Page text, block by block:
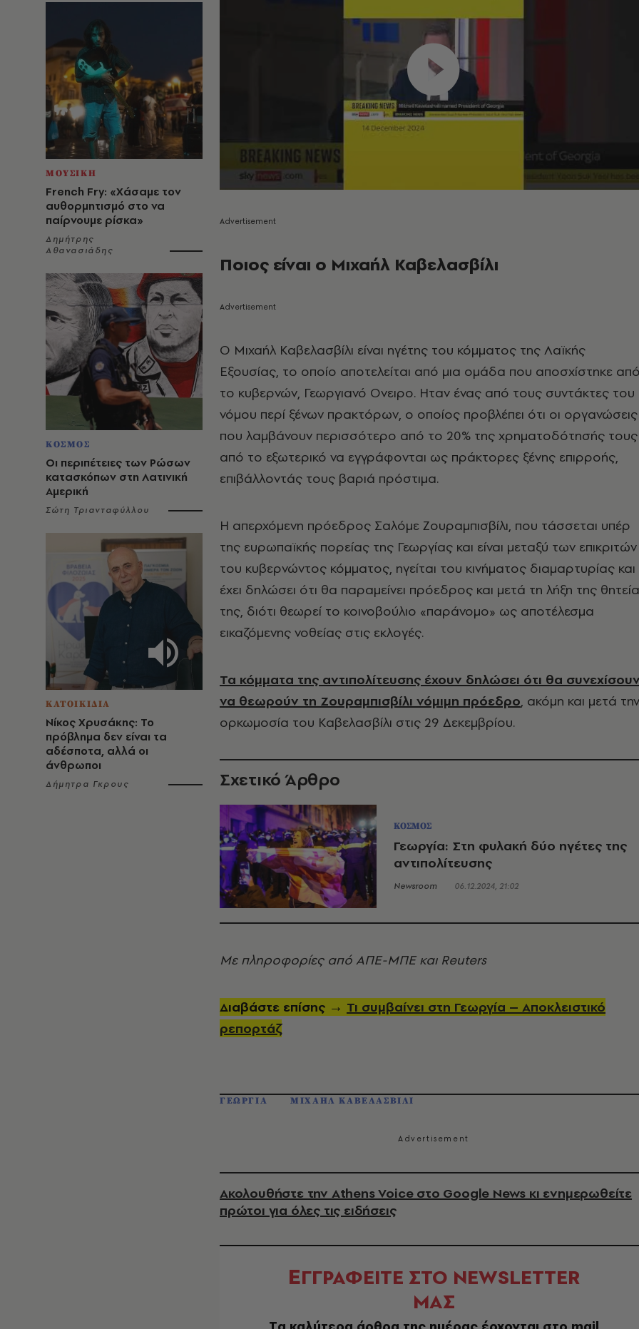
ΜΟΥΣΙΚΗ
French Fry: «Χάσαμε τον
αυθορμητισμό στο να
παίρνουμε ρίσκα»
Δημήτρης
Αθανασιάδης
ΚΟΣΜΟΣ
Οι περιπέτειες των Ρώσων
κατασκόπων στη Λατινική
Αμερική
Σώτη Τριανταφύλλου
ΚΑΤΟΙΚΙΔΙΑ
Νίκος Χρυσάκης: Το
πρόβλημα δεν είναι τα
αδέσποτα, αλλά οι
άνθρωποι
Δήμητρα Γκρους
Ποιος είναι ο Μιχαήλ Καβελασβίλι
Ο Μιχαήλ Καβελασβίλι είναι ηγέτης του κόμματος της Λαϊκής
Εξουσίας, το οποίο αποτελείται από μια ομάδα που αποσχίστηκε
το κυβερνών, Γεωργιανό Ονειρο. Ηταν ένας από τους συντάκτες του
νόμου περί ξένων πρακτόρων, ο οποίος προβλέπει ότι οι οργανώσεις
που λαμβάνουν περισσότερο από το 20% της χρηματοδότησής τους
από το εξωτερικό να εγγράφονται ως πράκτορες ξένης επιρροής,
επιβάλλοντάς τους βαριά πρόστιμα.
Η απερχόμενη πρόεδρος Σαλόμε Ζουραμπισβίλι, που τάσσεται υπέρ
της ευρωπαϊκής πορείας της Γεωργίας και είναι μεταξύ των επικριτών
του κυβερνώντος κόμματος, ηγείται του κινήματος διαμαρτυρίας και
έχει δηλώσει ότι θα παραμείνει πρόεδρος και μετά τη λήξη της
της, διότι θεωρεί το κοινοβούλιο «παράνομο» ως αποτέλεσμα
εικαζόμενης νοθείας στις εκλογές.
Τα κόμματα της αντιπολίτευσης έχουν δηλώσει ότι θα
να θεωρούν τη Ζουραμπισβίλι νόμιμη πρόεδρο, ακόμη και μετά την
ορκωμοσία του Καβελασβίλι στις 29 Δεκεμβρίου.
Σχετικό Άρθρο
ΚΟΣΜΟΣ
Γεωργία: Στη φυλακή δύο ηγέτες της
αντιπολίτευσης
Newsroom 06.12.2024, 21:02
Με πληροφορίες από ΑΠΕ-ΜΠΕ και Reuters
Διαβάστε επίσης → Τι συμβαίνει στη Γεωργία – Αποκλειστικό
ρεπορτάζ
ΓΕΩΡΓΙΑ ΜΙΧΑΗΛ ΚΑΒΕΛΑΣΒΙΛΙ
Ακολουθήστε την Athens Voice στο Google News κι ενημερωθείτε
πρώτοι για όλες τις ειδήσεις
ΕΓΓΡΑΦΕΙΤΕ ΣΤΟ NEWSLETTER
ΜΑΣ